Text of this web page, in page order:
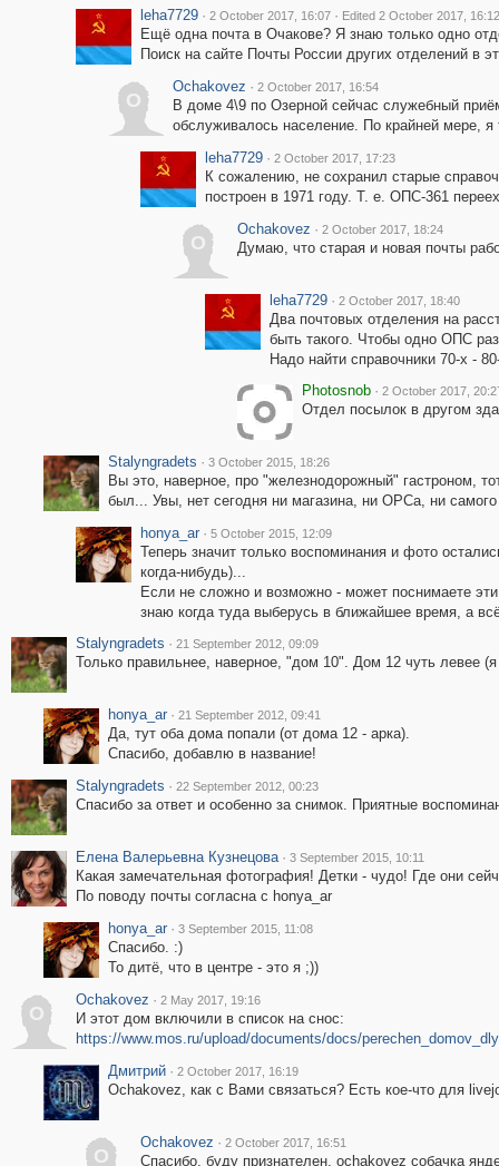
leha7729 · 2 October 2017, 16:07 · Edited 2 October 2017, 16:12
Ещё одна почта в Очакове? Я знаю только одно
Поиск на сайте Почты России других отделений в
O
Ochakovez · 2 October 2017, 16:54
В доме 4\9 по Озерной сейчас служебный
обслуживалось население. По крайней мере, я
leha7729 · 2 October 2017, 17:23
К сожалению, не сохранил старые
построен в 1971 году. Т. е. ОПС-361
O
Ochakovez · 2 October 2017, 18:24
Думаю, что старая и новая почты
leha7729 · 2 October 2017, 18:40
Два почтовых отделения на
быть такого. Чтобы одно ОПС
Надо найти справочники 70-х -
Photosnob · 2 October 2017,
Отдел посылок в другом
Stalyngradets · 3 October 2015, 18:26
Вы это, наверное, про "железнодорожный" гастроном,
был... Увы, нет сегодня ни магазина, ни ОРСа, ни
honya_ar · 5 October 2015, 12:09
Теперь значит только воспоминания и фото
когда-нибудь)...
Если не сложно и возможно - может поснимаете
знаю когда туда выберусь в ближайшее время, а
Stalyngradets · 21 September 2012, 09:09
Только правильнее, наверное, "дом 10". Дом 12 чуть левее
honya_ar · 21 September 2012, 09:41
Да, тут оба дома попали (от дома 12 - арка).
Спасибо, добавлю в название!
Stalyngradets · 22 September 2012, 00:23
Спасибо за ответ и особенно за снимок. Приятные
Елена Валерьевна Кузнецова · 3 September 2015, 10:11
Какая замечательная фотография! Детки - чудо! Где они
По поводу почты согласна с honya_ar
honya_ar · 3 September 2015, 11:08
Спасибо. :)
То дитё, что в центре - это я ;))
O
Ochakovez · 2 May 2017, 19:16
И этот дом включили в список на снос:
https://www.mos.ru/upload/documents/docs/
Дмитрий · 2 October 2017, 16:19
Ochakovez, как с Вами связаться? Есть кое-что для
O
Ochakovez · 2 October 2017, 16:51
Спасибо, буду признателен. ochakovez собачка